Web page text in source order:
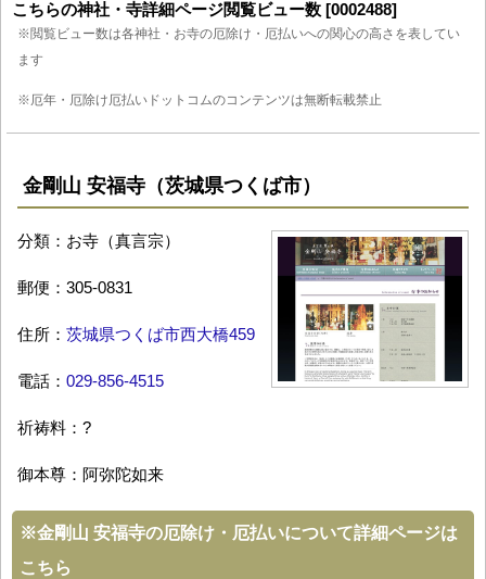
こちらの神社・寺詳細ページ閲覧ビュー数 [0002488]
※閲覧ビュー数は各神社・お寺の厄除け・厄払いへの関心の高さを表してい
ます
※厄年・厄除け厄払いドットコムのコンテンツは無断転載禁止
金剛山 安福寺（茨城県つくば市）
分類：お寺（真言宗）
郵便：305-0831
住所： 茨城県つくば市西大橋459
電話： 029-856-4515
祈祷料：?
御本尊：阿弥陀如来
※金剛山 安福寺の厄除け・厄払いについて詳細ページは
こちら